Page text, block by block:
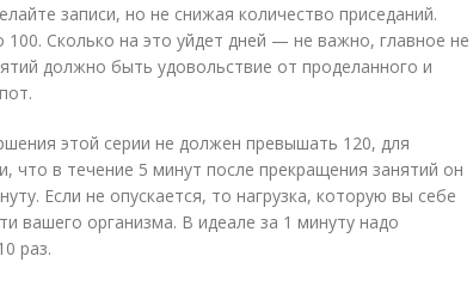
записи, но не снижая количество приседаний.
Сколько на это уйдет дней — не важно, главное не
должно быть удовольствие от проделанного и
этой серии не должен превышать 120, для
что в течение 5 минут после прекращения занятий он
Если не опускается, то нагрузка, которую вы себе
вашего организма. В идеале за 1 минуту надо
раз.